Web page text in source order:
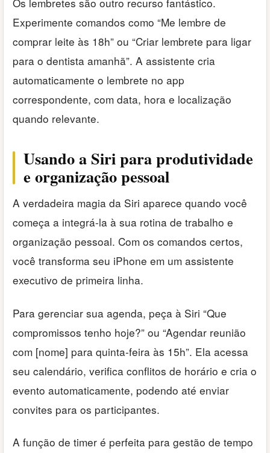
Experimente comandos como “Me lembre de
comprar leite às 18h” ou “Criar lembrete para ligar
para o dentista amanhã”. A assistente cria
automaticamente o lembrete no app
correspondente, com data, hora e localização
quando relevante.
Usando a Siri para produtividade
e organização pessoal
A verdadeira magia da Siri aparece quando você
começa a integrá-la à sua rotina de trabalho e
organização pessoal. Com os comandos certos,
você transforma seu iPhone em um assistente
executivo de primeira linha.
Para gerenciar sua agenda, peça à Siri “Que
compromissos tenho hoje?” ou “Agendar reunião
com [nome] para quinta-feira às 15h”. Ela acessa
seu calendário, verifica conflitos de horário e cria o
evento automaticamente, podendo até enviar
convites para os participantes.
A função de timer é perfeita para gestão de tempo